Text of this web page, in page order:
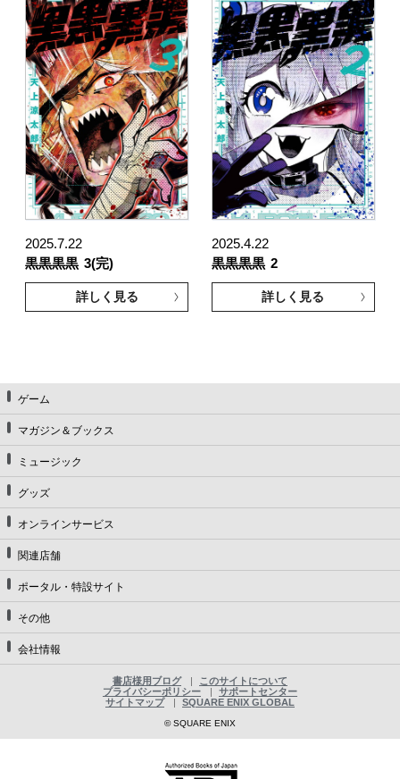
2025.7.22
黒黒黒黒 3(完)
詳しく見る
2025.4.22
黒黒黒黒 2
詳しく見る
ゲーム
マガジン＆ブックス
ミュージック
グッズ
オンラインサービス
関連店舗
ポータル・特設サイト
その他
会社情報
書店様用ブログ
このサイトについて
プライバシーポリシー
サポートセンター
サイトマップ
SQUARE ENIX GLOBAL
© SQUARE ENIX